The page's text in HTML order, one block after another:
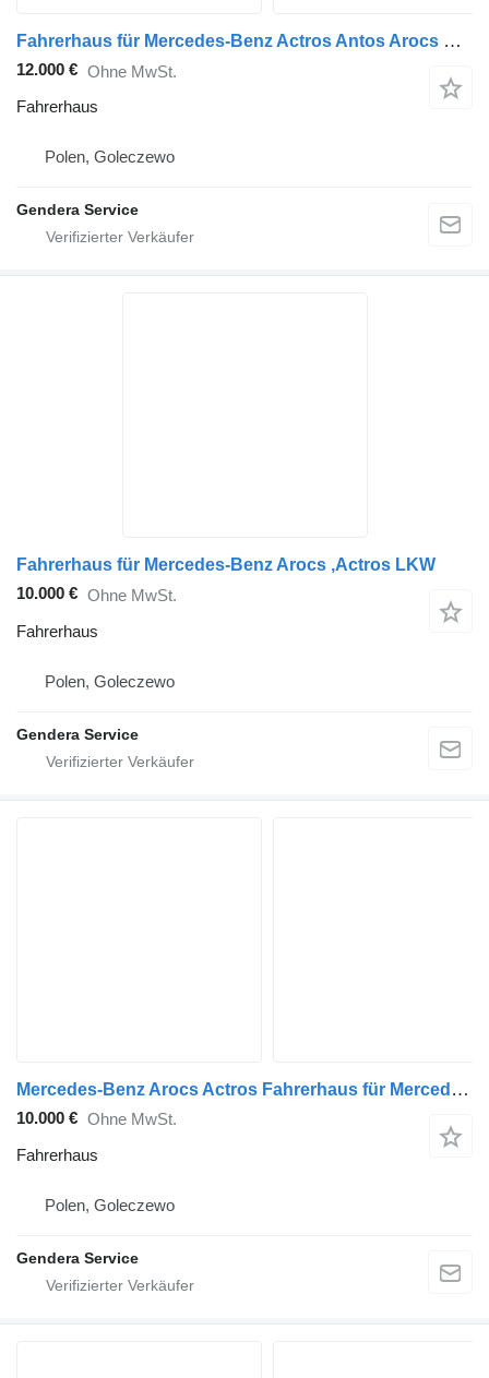
Fahrerhaus für Mercedes-Benz Actros Antos Arocs MP4 LKW
12.000 € Ohne MwSt.
Fahrerhaus
Polen, Goleczewo
Gendera Service
Fahrerhaus für Mercedes-Benz Arocs ,Actros LKW
10.000 € Ohne MwSt.
Fahrerhaus
Polen, Goleczewo
Gendera Service
Mercedes-Benz Arocs Actros Fahrerhaus für Mercedes-Benz Arocs Actros LKW
10.000 € Ohne MwSt.
Fahrerhaus
Polen, Goleczewo
Gendera Service